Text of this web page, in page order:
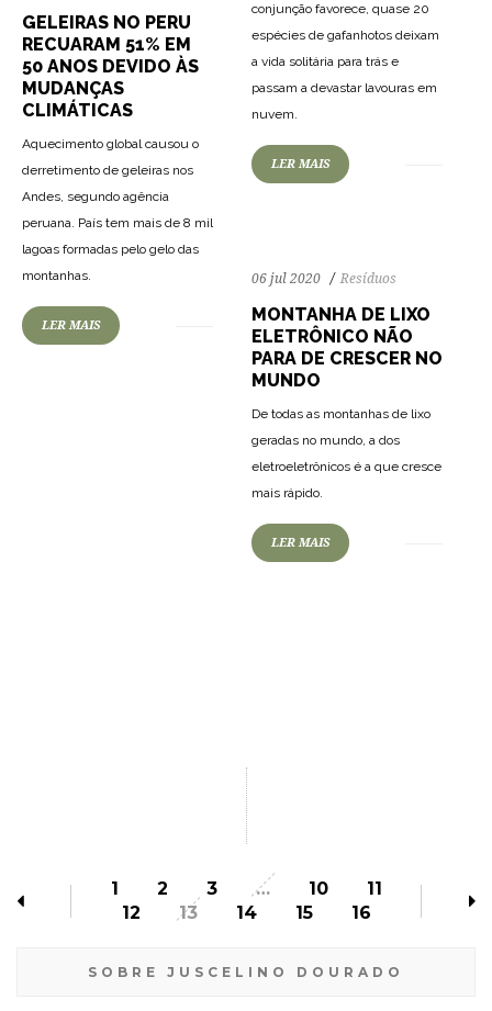
conjunção favorece, quase 20
espécies de gafanhotos deixam
a vida solitária para trás e
passam a devastar lavouras em
nuvem.
LER MAIS
GELEIRAS NO PERU
RECUARAM 51% EM
50 ANOS DEVIDO ÀS
MUDANÇAS
CLIMÁTICAS
Aquecimento global causou o
derretimento de geleiras nos
Andes, segundo agência
peruana. País tem mais de 8 mil
lagoas formadas pelo gelo das
montanhas.
LER MAIS
06 jul 2020 Resíduos
MONTANHA DE LIXO
ELETRÔNICO NÃO
PARA DE CRESCER NO
MUNDO
De todas as montanhas de lixo
geradas no mundo, a dos
eletroeletrônicos é a que cresce
mais rápido.
LER MAIS
1 2 3 … 10
11
12
13 14 15 16
SOBRE JUSCELINO DOURADO